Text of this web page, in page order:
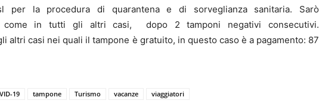
per la procedura di quarantena e di sorveglianza sanitaria. Sarò
come in tutti gli altri casi, dopo 2 tamponi negativi consecutivi.
altri casi nei quali il tampone è gratuito, in questo caso è a pagamento: 87
19 tampone Turismo vacanze viaggiatori